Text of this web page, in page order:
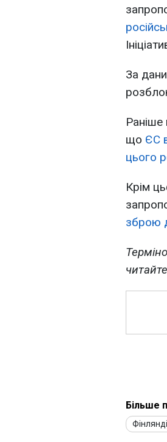
За
що ЄС
цього
Крім
зброю
Більше